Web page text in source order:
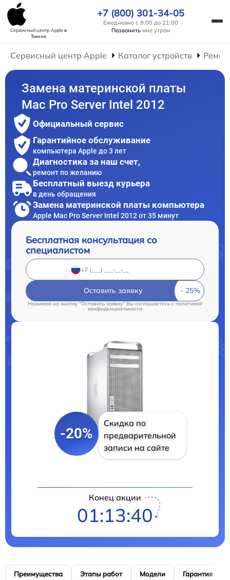
Сервисный центр Appleв
Томске
+7 (800) 301-34-05
Ежедневно с 9:00 до 21:00
Позвонить мне утром
Сервисный центр Apple Каталог устройств
Замена материнской платы
Mac Pro Server Intel 2012
Официальный сервис
Гарантийное обслуживание
компьютера Apple до 3 лет
Диагностика за наш счет,
ремонт по желанию
Бесплатный выезд курьера
в день обращения
Замена материнской платы компьютера
Apple Mac Pro Server Intel 2012 от 35 минут
Бесплатная консультация со
специалистом
Оставить заявку
Нажимая на кнопку "Оставить заявку" Вы соглашаетесь cполитикой
конфиденциальности
-20%
Скидка по
предварительной
записи на сайте
Конец акции
01:13:39
Преимущества Этапы работ Модели Гарантия